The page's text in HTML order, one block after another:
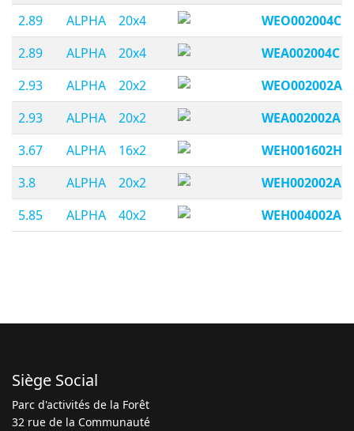
2.89
ALPHA 20x4
WEO002004C
2.89
ALPHA 20x4
WEA002004C
2.93
ALPHA 20x2
WEO002002A
2.93
ALPHA 20x2
WEA002002A
3.67
ALPHA 16x2
WEH001602H
3.8
ALPHA 20x2
WEH002002A
5.85
ALPHA 40x2 WEH004002A
Siège Social
Parc d'activités de la Forêt
32 rue de la Communauté